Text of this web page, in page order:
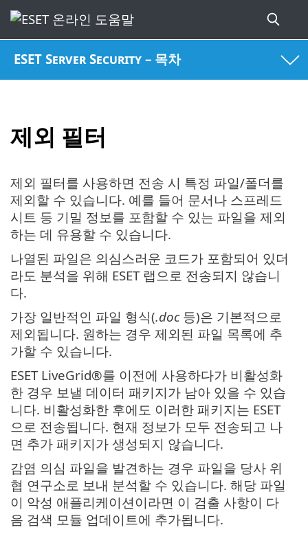
ESET Server Security – 목차
제외 필터
제외 필터를 사용하면 전송 시 특정 파일/폴더를
제외할 수 있습니다. 예를 들어 문서나 스프레드
시트 등 기밀 정보를 포함할 수 있는 파일을 제외
하는 데 유용할 수 있습니다.
나열된 파일은 의심스러운 코드가 포함되어 있더
라도 분석을 위해 ESET 랩으로 전송되지 않습니
다.
가장 일반적인 파일 형식(.doc등)은 기본적으로
제외됩니다. 원하는 경우 제외된 파일 목록에 추
가할 수 있습니다.
ESET LiveGrid®를 이전에 사용하다가 비활성화
한 경우 보낼 데이터 패키지가 남아 있을 수 있습
니다. 비활성화한 후에도 이러한 패키지는 ESET
으로 전송됩니다. 현재 정보가 모두 전송되고 나
면 추가 패키지가 생성되지 않습니다.
감염 의심 파일을 발견하는 경우 파일을 당사 위
협 연구소로 보내 분석할 수 있습니다. 해당 파일
이 악성 애플리케이션이라면 이 검출 사항이 다
음 검색 모듈 업데이트에 추가됩니다.